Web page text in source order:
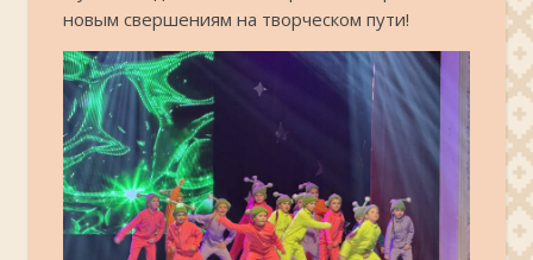
новым свершениям на творческом пути!